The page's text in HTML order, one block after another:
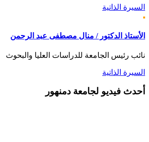
السيرة الذاتية
الأستاذ الدكتور / منال مصطفى عبد الرحمن
نائب رئيس الجامعة للدراسات العليا والبحوث
السيرة الذاتية
أحدث فيديو لجامعة دمنهور